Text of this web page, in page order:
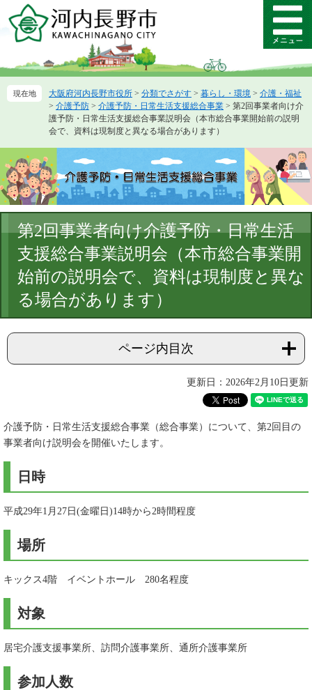
ー
先
ニ
を
へ
メ
ニ
ー
大阪府河内長野市役所 > 分類でさがす > 暮らし・環境 > 介護・福祉
> 介護予防 > 介護予防・日常生活支援総合事業 > 第2回事業者向け介
護予防・日常生活支援総合事業説明会（本市総合事業開始前の説明
会で、資料は現制度と異なる場合があります）
文
第2回事業者向け介護予防・日常生活
支援総合事業説明会（本市総合事業開
始前の説明会で、資料は現制度と異な
る場合があります）
ページ内目次
更新日：2026年2月10日更新
介護予防・日常生活支援総合事業（総合事業）について、第2回目の
事業者向け説明会を開催いたします。
日時
平成29年1月27日(金曜日)14時から2時間程度
場所
キックス4階 イベントホール 280名程度
対象
居宅介護支援事業所、訪問介護事業所、通所介護事業所
参加人数